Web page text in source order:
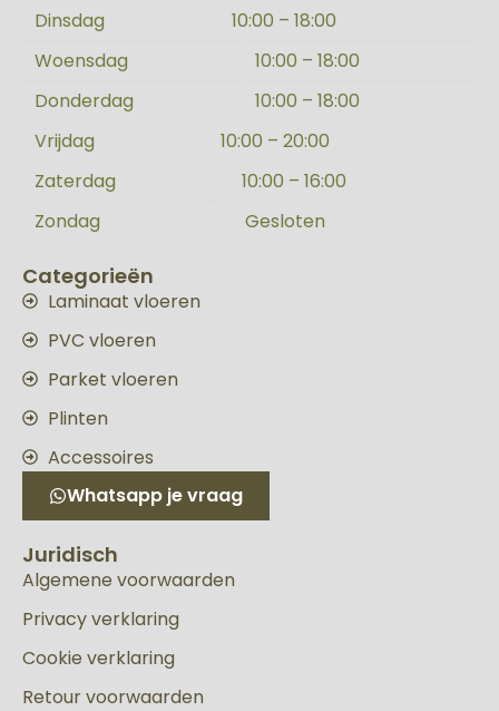
Dinsdag
10:00 – 18:00
Woensdag
10:00 – 18:00
Donderdag
10:00 – 18:00
Vrijdag
10:00 – 20:00
Zaterdag
10:00 – 16:00
Zondag
Gesloten
Categorieën
Laminaat vloeren
PVC vloeren
Parket vloeren
Plinten
Accessoires
Whatsapp je vraag
Juridisch
Algemene voorwaarden
Privacy verklaring
Cookie verklaring
Retour voorwaarden